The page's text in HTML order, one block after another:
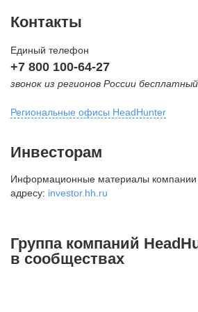
Контакты
Единый телефон
+7 800 100-64-27
звонок из регионов России бесплатный
Региональные офисы HeadHunter
внутригородская территория
Муниципальный округ Тверской,
2-я Брестская ул., д. 48,
+7 495 980-64-27
Инвесторам
Информационные материалы
адресу: investor.hh.ru
Группа компаний
в сообществах